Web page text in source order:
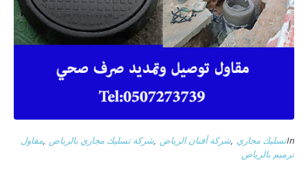
Inتسليك مجاري ,شركة أفنان الرياض ,شركة تسليك مجاري بالرياض ,مقاول
ترميم بالرياض